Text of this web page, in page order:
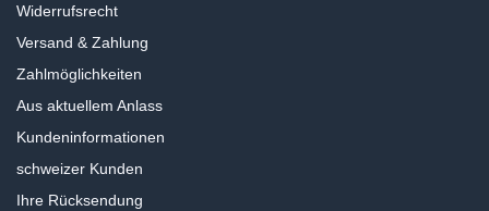
Widerrufsrecht
Versand & Zahlung
Zahlmöglichkeiten
Aus aktuellem Anlass
Kundeninformationen
schweizer Kunden
Ihre Rücksendung